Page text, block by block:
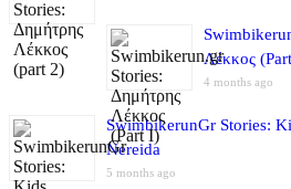
Λέκκος
4 months ago
SwimbikerunGr Stories:
Nereida
5 months ago